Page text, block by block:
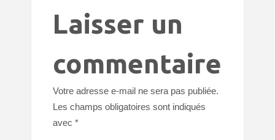
Laisser un
commentaire
Votre adresse e-mail ne sera pas publiée.
Les champs obligatoires sont indiqués
avec *